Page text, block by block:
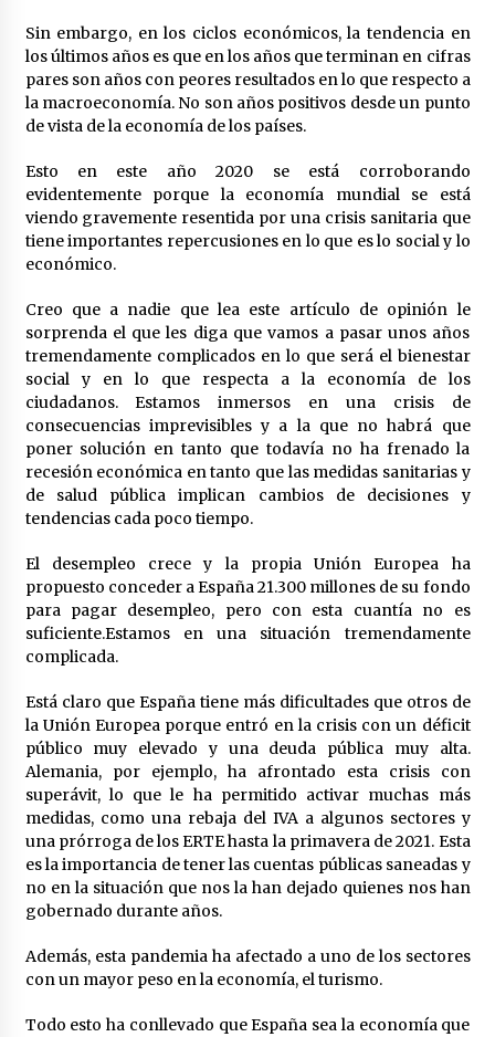
repondrán cuando desaparezca el riesgo de
lluvia
4 de mayo de 2022
Muere el cardenal Carlos Amigo Vallejo
Todos los cortes de tráfico por la Feria de
Sevilla 2022: del jueves 28 de abril al 8 de mayo
El cultivo casero de marihuana deja sin luz dos
meses a 256 familias en Sevilla
22 de abril de 2022
La Feria de Abril de Sevilla será un 25% más
cara por la crisis mundial
18 de abril de 2022
Sin embargo, en los ciclos económicos, la tendencia en
los últimos años es que en los años que terminan en cifras
pares son años con peores resultados en lo que respecto a
la macroeconomía. No son años positivos desde un punto
de vista de la economía de los países.
Esto en este año 2020 se está corroborando
evidentemente porque la economía mundial se está
viendo gravemente resentida por una crisis sanitaria que
tiene importantes repercusiones en lo que es lo social y lo
económico.
Creo que a nadie que lea este artículo de opinión le
sorprenda el que les diga que vamos a pasar unos años
tremendamente complicados en lo que será el bienestar
social y en lo que respecta a la economía de los
ciudadanos. Estamos inmersos en una crisis de
consecuencias imprevisibles y a la que no habrá que
poner solución en tanto que todavía no ha frenado la
recesión económica en tanto que las medidas sanitarias y
de salud pública implican cambios de decisiones y
tendencias cada poco tiempo.
El desempleo crece y la propia Unión Europea ha
propuesto conceder a España 21.300 millones de su fondo
para pagar desempleo, pero con esta cuantía no es
suficiente.Estamos en una situación tremendamente
complicada.
Está claro que España tiene más dificultades que otros de
la Unión Europea porque entró en la crisis con un déficit
público muy elevado y una deuda pública muy alta.
Alemania, por ejemplo, ha afrontado esta crisis con
superávit, lo que le ha permitido activar muchas más
medidas, como una rebaja del IVA a algunos sectores y
una prórroga de los ERTE hasta la primavera de 2021. Esta
es la importancia de tener las cuentas públicas saneadas y
no en la situación que nos la han dejado quienes nos han
gobernado durante años.
Además, esta pandemia ha afectado a uno de los sectores
con un mayor peso en la economía, el turismo.
Todo esto ha conllevado que España sea la economía que